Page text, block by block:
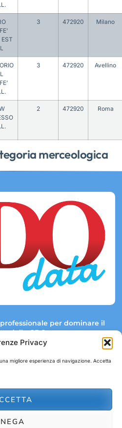
Privacy
migliore esperienza di navigazione. Accetta
NEGA
merceologica
EST
3 472920 Milano
3 472920 Avellino
2 472920 Roma
professionale per dominare il
della GDO.
abbonamenti@gdodata.it